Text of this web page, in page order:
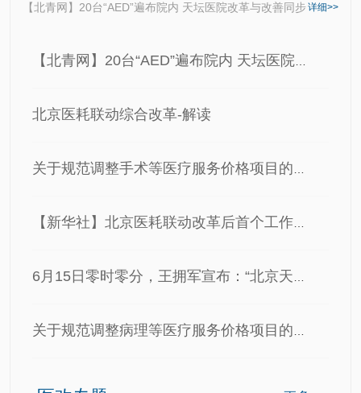
【北青网】20台“AED”遍布院内 天坛医院改革与改善同步详细>>
【北青网】20台“AED”遍布院内 天坛医院改革与改善同步
北京医耗联动综合改革-解读
关于规范调整手术等医疗服务价格项目的通知
【新华社】北京医耗联动改革后首个工作日——探访北京天坛医院
6月15日零时零分，王拥军宣布：“北京天坛医院医耗联动综…
关于规范调整病理等医疗服务价格项目的通知